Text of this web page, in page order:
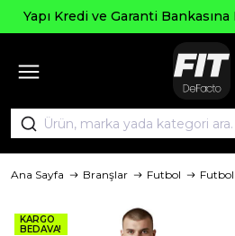
Yapı Kredi ve Garanti
Ana Sayfa Branşlar Futbol Futbol
KARGO
BEDAVA!